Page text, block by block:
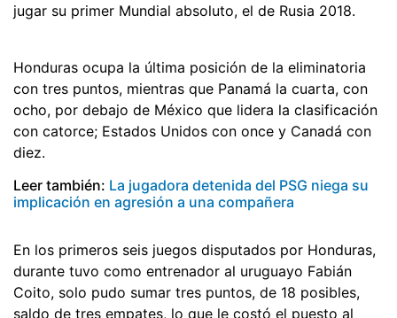
jugar su primer Mundial absoluto, el de Rusia 2018.
Honduras ocupa la última posición de la eliminatoria
con tres puntos, mientras que Panamá la cuarta, con
ocho, por debajo de México que lidera la clasificación
con catorce; Estados Unidos con once y Canadá con
diez.
Leer también: La jugadora detenida del PSG niega su
implicación en agresión a una compañera
En los primeros seis juegos disputados por Honduras,
durante tuvo como entrenador al uruguayo Fabián
Coito, solo pudo sumar tres puntos, de 18 posibles,
saldo de tres empates, lo que le costó el puesto al